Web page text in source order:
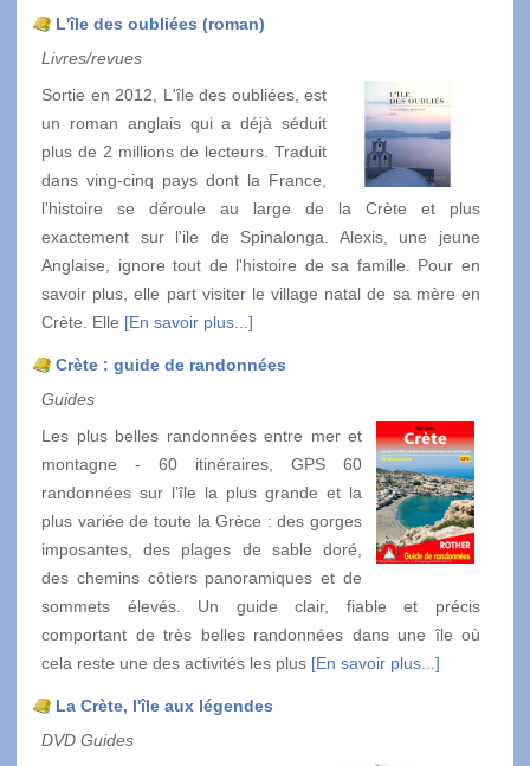
L'île des oubliées (roman)
Livres/revues
Sortie en 2012, L'île des oubliées, est
un roman anglais qui a déjà séduit
plus de 2 millions de lecteurs. Traduit
dans ving-cinq pays dont la France,
l'histoire se déroule au large de la Crète et plus
exactement sur l'ile de Spinalonga. Alexis, une jeune
Anglaise, ignore tout de l'histoire de sa famille. Pour en
savoir plus, elle part visiter le village natal de sa mère en
Crète. Elle [En savoir plus...]
Crète : guide de randonnées
Guides
Les plus belles randonnées entre mer et
montagne - 60 itinéraires, GPS 60
randonnées sur l’île la plus grande et la
plus variée de toute la Grèce : des gorges
imposantes, des plages de sable doré,
des chemins côtiers panoramiques et de
sommets élevés. Un guide clair, fiable et précis
comportant de très belles randonnées dans une île où
cela reste une des activités les plus [En savoir plus...]
La Crète, l'île aux légendes
DVD Guides